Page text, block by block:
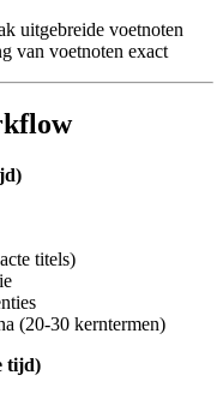
uitgebreide voetnoten
van voetnoten exact
titels)
(20-30 kerntermen)
tijd)